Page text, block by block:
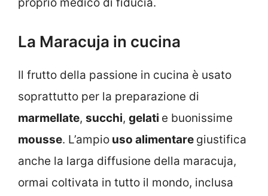
proprio medico di fiducia.
La Maracuja in cucina
Il frutto della passione in cucina è usato
soprattutto per la preparazione di
marmellate, succhi, gelati e buonissime
mousse. L’ampio uso alimentare giustifica
anche la larga diffusione della maracuja,
ormai coltivata in tutto il mondo, inclusa